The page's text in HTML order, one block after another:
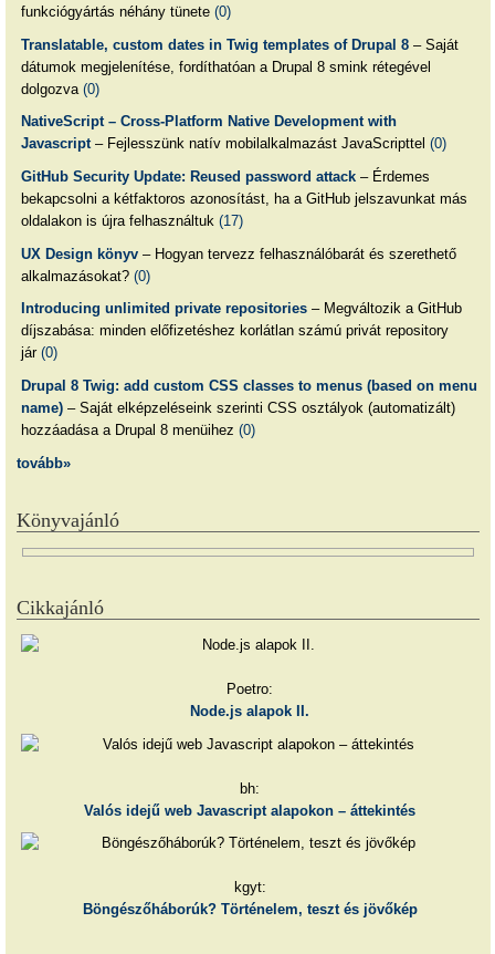
funkciógyártás néhány tünete (0)
Translatable, custom dates in Twig templates of Drupal 8– Saját
dátumok megjelenítése, fordíthatóan a Drupal 8 smink rétegével
dolgozva (0)
NativeScript – Cross-Platform Native Development with
Javascript– Fejlesszünk natív mobilalkalmazást JavaScripttel (0)
GitHub Security Update: Reused password attack– Érdemes
bekapcsolni a kétfaktoros azonosítást, ha a GitHub jelszavunkat más
oldalakon is újra felhasználtuk (17)
UX Design könyv– Hogyan tervezz felhasználóbarát és szerethető
alkalmazásokat? (0)
Introducing unlimited private repositories– Megváltozik a GitHub
díjszabása: minden előfizetéshez korlátlan számú privát repository
jár (0)
Drupal 8 Twig: add custom CSS classes to menus (based on menu
name)– Saját elképzeléseink szerinti CSS osztályok (automatizált)
hozzáadása a Drupal 8 menüihez (0)
tovább»
Könyvajánló
Cikkajánló
Poetro:
Node.js alapok II.
bh:
Valós idejű web Javascript alapokon – áttekintés
kgyt:
Böngészőháborúk? Történelem, teszt és jövőkép